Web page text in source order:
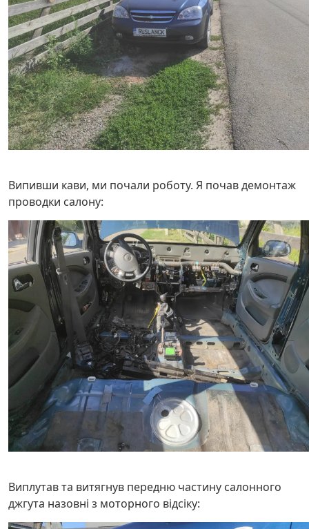
Випивши кави, ми почали роботу. Я почав демонтаж
проводки салону:
Виплутав та витягнув передню частину салонного
джгута назовні з моторного відсіку: